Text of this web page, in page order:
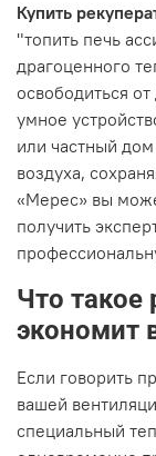
Купить
"топить печь
драгоценного
освободиться
умное
или частный
воздуха,
«Мерес» вы
получить
Что такое
экономит
Если говорить
вашей
специальный